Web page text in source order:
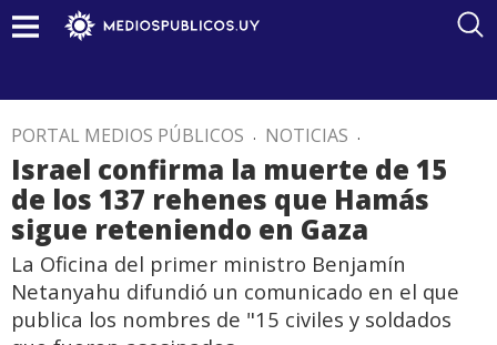
PORTAL MEDIOS PÚBLICOS . NOTICIAS .
Israel confirma la muerte de 15
de los 137 rehenes que Hamás
sigue reteniendo en Gaza
La Oficina del primer ministro Benjamín
Netanyahu difundió un comunicado en el que
publica los nombres de "15 civiles y soldados